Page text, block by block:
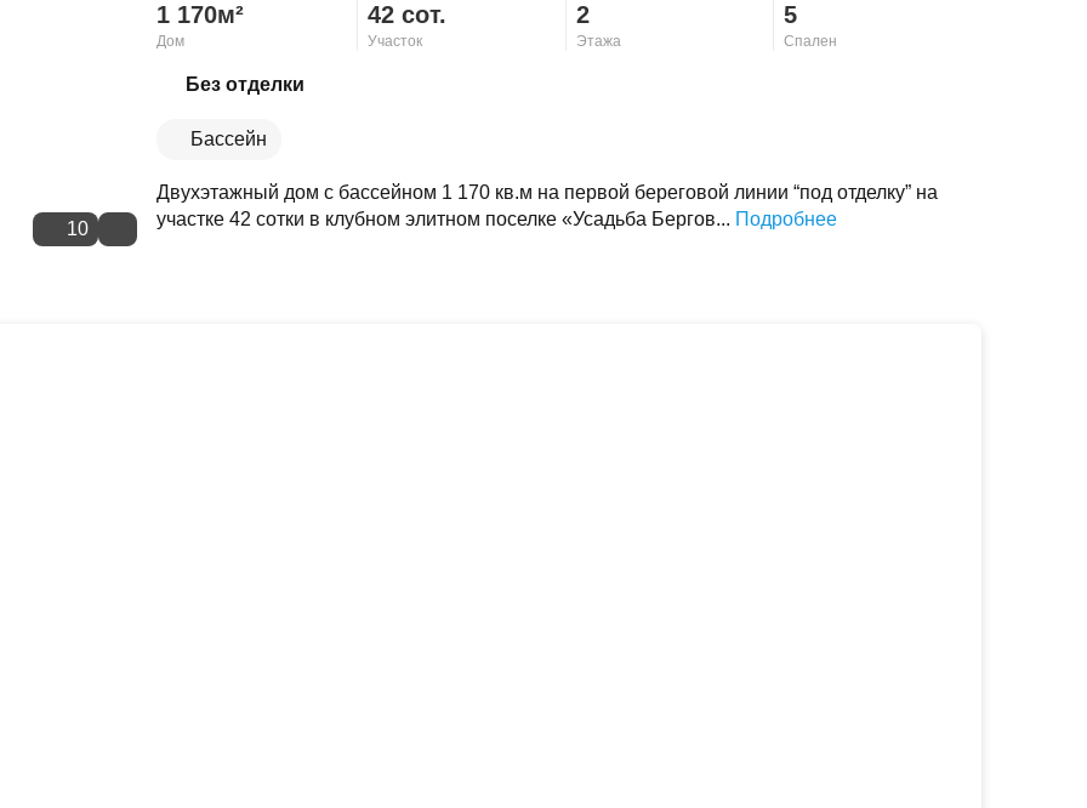
10
1 170м²
Дом
42 сот.
Участок
2
Этажа
5
Спален
Без отделки
Бассейн
Двухэтажный дом с бассейном 1 170 кв.м на первой береговой линии “под отделку” на
участке 42 сотки в клубном элитном поселке «Усадьба Бергов... Подробнее